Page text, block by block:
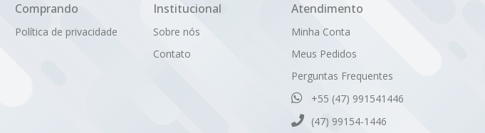
Comprando
Política de privacidade
Institucional
Sobre nós
Contato
Atendimento
Minha Conta
Meus Pedidos
Perguntas Frequentes
+55 (47) 991541446
(47) 99154-1446